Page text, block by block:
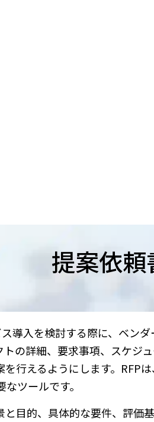
提案依頼
導入を検討する際に、ベン
の詳細、要求事項、スケジ
行えるようにします。RFP
ツールです。
目的、具体的な要件、評価